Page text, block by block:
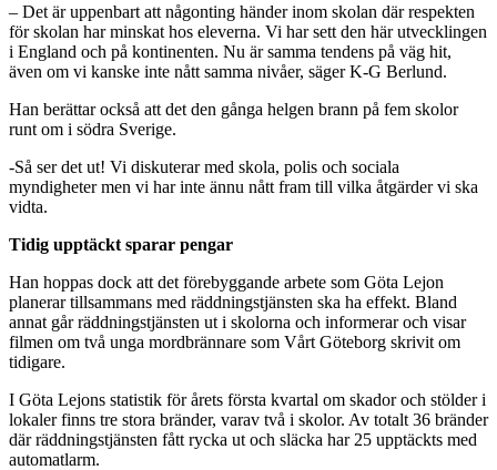
– Det är uppenbart att någonting händer inom skolan där respekten
för skolan har minskat hos eleverna. Vi har sett den här utvecklingen
i England och på kontinenten. Nu är samma tendens på väg hit,
även om vi kanske inte nått samma nivåer, säger K-G Berlund.
Han berättar också att det den gånga helgen brann på fem skolor
runt om i södra Sverige.
-Så ser det ut! Vi diskuterar med skola, polis och sociala
myndigheter men vi har inte ännu nått fram till vilka åtgärder vi ska
vidta.
Tidig upptäckt sparar pengar
Han hoppas dock att det förebyggande arbete som Göta Lejon
planerar tillsammans med räddningstjänsten ska ha effekt. Bland
annat går räddningstjänsten ut i skolorna och informerar och visar
filmen om två unga mordbrännare som Vårt Göteborg skrivit om
tidigare.
I Göta Lejons statistik för årets första kvartal om skador och stölder i
lokaler finns tre stora bränder, varav två i skolor. Av totalt 36 bränder
där räddningstjänsten fått rycka ut och släcka har 25 upptäckts med
automatlarm.